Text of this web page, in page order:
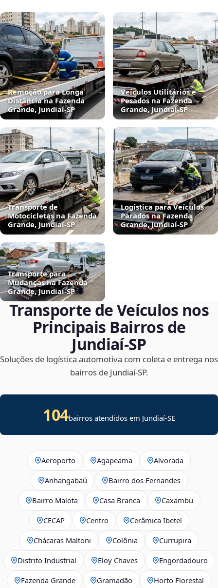
Remoção para Longa
Distância na Fazenda
Grande, Jundiaí‑SP
Veículos Utilitários e
Pesados na Fazenda
Grande, Jundiaí‑SP
Transporte de
Motocicletas na Fazenda
Grande, Jundiaí‑SP
Logística para Veículos
Parados na Fazenda
Grande, Jundiaí‑SP
Transporte para
Mudanças na Fazenda
Grande, Jundiaí‑SP
Transporte de Veículos nos
Principais Bairros de
Jundiaí‑SP
Soluções de logística automotiva com coleta e entrega nos
bairros de Jundiaí‑SP.
104bairros atendidos em Jundiaí-SE
Aeroporto Agapeama Alvorada
Anhangabaú Bairro dos Fernandes
Bairro Malota Casa Branca Caxambu
CECAP Centro Cerâmica Ibetel
Chácaras Maltoni Colônia Currupira
Distrito Industrial Eloy Chaves Engordadouro
Fazenda Grande Gramadão Horto Florestal